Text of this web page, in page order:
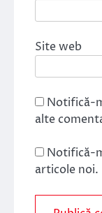
Site web
Notifică-
alte
Notifică-
articole noi.